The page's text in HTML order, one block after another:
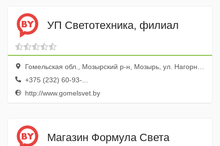
УП Светотехника, филиал
Гомельская обл., Мозырский р-н, Мозырь, ул. Нагорная, 50
+375 (232) 60-93-...
http://www.gomelsvet.by
Магазин Формула Света